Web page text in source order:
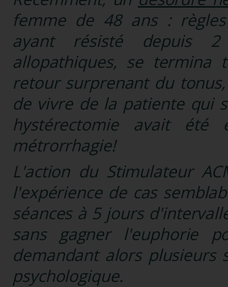
femme de 48 ans :
ayant résisté depuis
allopathiques, se termina
retour surprenant du
de vivre de la patiente qui
hystérec­tomie avait été
métrorrhagie!
L'action du Stimulateur
l'expérience de cas
séances à 5 jours
sans gagner l'euphorie
demandant alors plusieurs
psychologique.